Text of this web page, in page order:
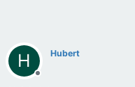
H
Offline
Hubert